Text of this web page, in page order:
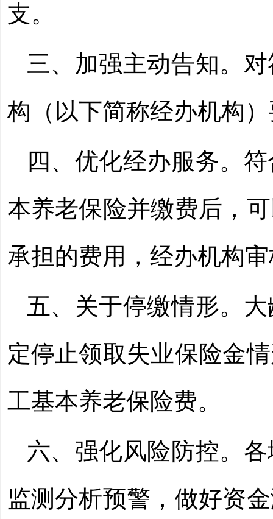
支。
三、加强主动告知。
构（以下简称经办机构
四、优化经办服务。
本养老保险并缴费后，
承担的费用，经办机构
五、关于停缴情形。
定停止领取失业保险金
工基本养老保险费。
六、强化风险防控。
监测分析预警，做好资